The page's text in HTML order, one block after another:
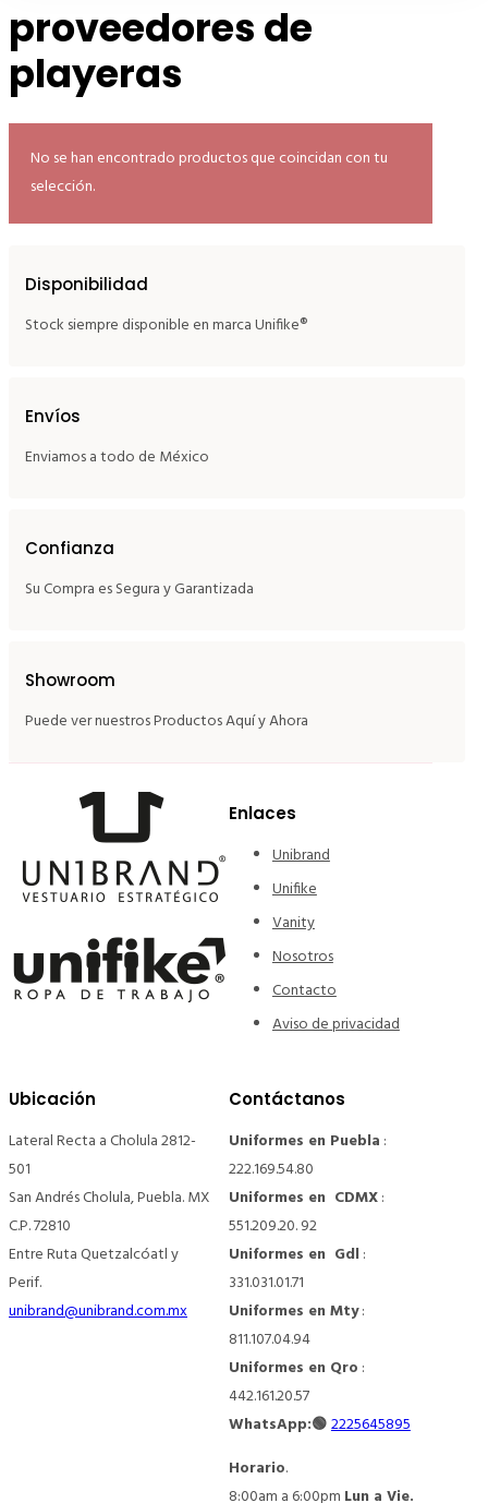
proveedores de
playeras
No se han encontrado productos que coincidan con tu
selección.
Disponibilidad
Stock siempre disponible en marca Unifike®
Envíos
Enviamos a todo de México
Confianza
Su Compra es Segura y Garantizada
Showroom
Puede ver nuestros Productos Aquí y Ahora
Enlaces
Unibrand
Unifike
Vanity
Nosotros
Contacto
Aviso de privacidad
Ubicación
Lateral Recta a Cholula 2812-
501
San Andrés Cholula, Puebla. MX
C.P. 72810
Entre Ruta Quetzalcóatl y
Perif.
unibrand@unibrand.com.mx
Contáctanos
Uniformes en Puebla :
222.169.54.80
Uniformes en CDMX:
551.209.20. 92
Uniformes en Gdl :
331.031.01.71
Uniformes en Mty:
811.107.04.94
Uniformes en Qro :
442.161.20.57
WhatsApp:🟢2225645895
Horario.
8:00am a 6:00pm Lun a Vie.